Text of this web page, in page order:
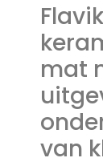
mat
van